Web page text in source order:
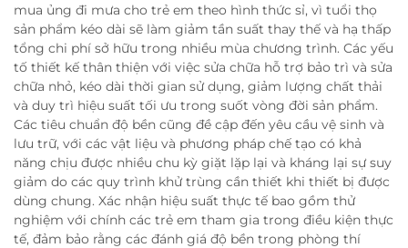
mua ủng đi mưa cho trẻ em theo hình thức sỉ, vì tuổi thọ
sản phẩm kéo dài sẽ làm giảm tần suất thay thế và hạ thấp
tổng chi phí sở hữu trong nhiều mùa chương trình. Các yếu
tố thiết kế thân thiện với việc sửa chữa hỗ trợ bảo trì và sửa
chữa nhỏ, kéo dài thời gian sử dụng, giảm lượng chất thải
và duy trì hiệu suất tối ưu trong suốt vòng đời sản phẩm.
Các tiêu chuẩn độ bền cũng đề cập đến yêu cầu vệ sinh và
lưu trữ, với các vật liệu và phương pháp chế tạo có khả
năng chịu được nhiều chu kỳ giặt lặp lại và kháng lại sự suy
giảm do các quy trình khử trùng cần thiết khi thiết bị được
dùng chung. Xác nhận hiệu suất thực tế bao gồm thử
nghiệm với chính các trẻ em tham gia trong điều kiện thực
tế, đảm bảo rằng các đánh giá độ bền trong phòng thí